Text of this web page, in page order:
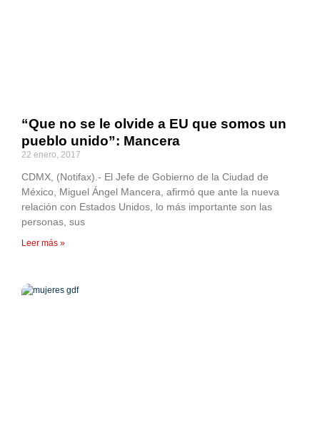
“Que no se le olvide a EU que somos un
pueblo unido”: Mancera
22 enero, 2017
CDMX, (Notifax).- El Jefe de Gobierno de la Ciudad de
México, Miguel Ángel Mancera, afirmó que ante la nueva
relación con Estados Unidos, lo más importante son las
personas, sus
Leer más »